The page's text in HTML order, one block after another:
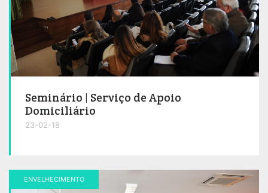
Seminário | Serviço de Apoio
Domiciliário
23-02-18
ENVELHECIMENTO